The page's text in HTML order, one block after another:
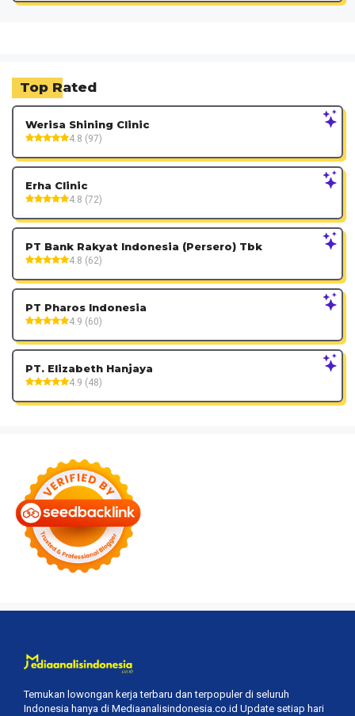
Top Rated
Werisa Shining Clinic
4.8 (97)
Erha Clinic
4.8 (72)
PT Bank Rakyat Indonesia (Persero) Tbk
4.8 (62)
PT Pharos Indonesia
4.9 (60)
PT. Elizabeth Hanjaya
4.9 (48)
Temukan lowongan kerja terbaru dan terpopuler di seluruh
Indonesia hanya di Mediaanalisindonesia.co.id Update setiap hari